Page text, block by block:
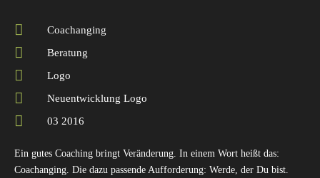
Coachanging
Beratung
Logo
Neuentwicklung Logo
03 2016
Ein gutes Coaching bringt Veränderung. In einem Wort heißt das:
Coachanging. Die dazu passende Aufforderung: Werde, der Du bist.